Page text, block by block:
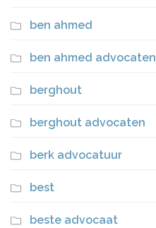
ben ahmed
ben ahmed advocaten
berghout
berghout advocaten
berk advocatuur
best
beste advocaat